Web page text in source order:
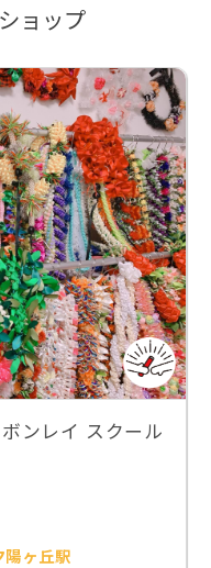
ョップ
ンレイ スクール
陽ヶ丘駅